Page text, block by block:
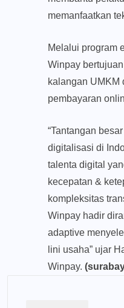
memanfaatkan
Melalui program
Winpay
kalangan UMKM
pembayaran
“Tantangan
digitalisasi di
talenta digital
kecepatan &
kompleksitas
Winpay hadir
adaptive
lini usaha” ujar
Winpay.